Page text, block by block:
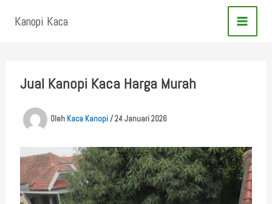
Kanopi Kaca
Jual Kanopi Kaca Harga Murah
Oleh Kaca Kanopi/24 Januari 2026